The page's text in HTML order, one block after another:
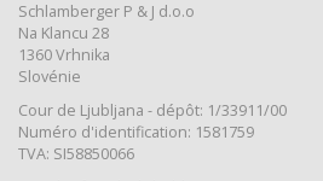
Schlamberger P & J d.o.o
Na Klancu 28
1360 Vrhnika
Slovénie
Cour de Ljubljana - dépôt: 1/33911/00
Numéro d'identification: 1581759
TVA: SI58850066